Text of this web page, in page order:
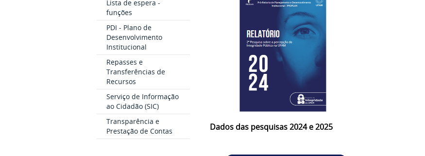
Lista de espera -
funções
PDI - Plano de
Desenvolvimento
Institucional
Repasses e
Transferências de
Recursos
Serviço de Informação
ao Cidadão (SIC)
Transparência e
Prestação de Contas
Dados das pesquisas 2024 e 2025